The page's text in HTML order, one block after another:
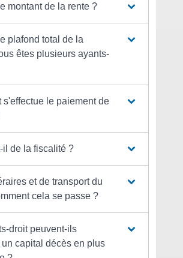
montant de la rente ?
plafond total de la
êtes plusieurs ayants-
s'effectue le paiement de
il de la fiscalité ?
et de transport du
cela se passe ?
droit peuvent-ils
capital décès en plus